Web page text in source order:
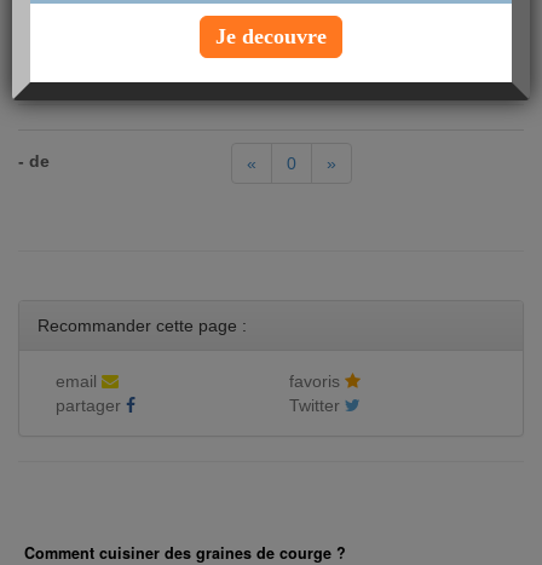
Barre de céréales à l'ananas Taillefine
- de « 0 »
Recommander cette page :
email
favoris
partager
Twitter
Comment cuisiner des graines de courge ?
Je decouvre